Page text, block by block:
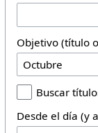
Objetivo (título
Buscar
Desde el día (y